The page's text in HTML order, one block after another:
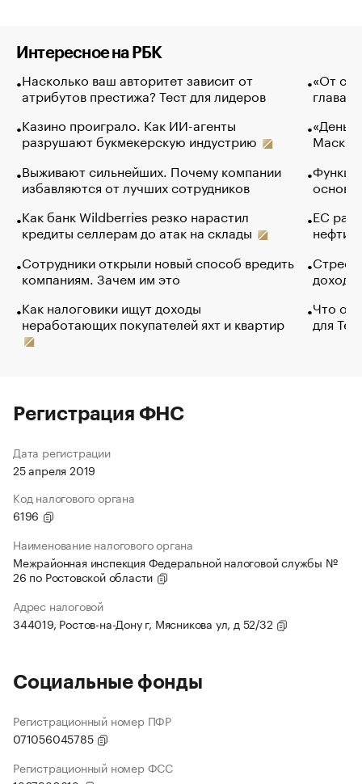
Интересное на РБК
Насколько ваш авторитет зависит от
атрибутов престижа? Тест для лидеров
Казино проиграло. Как ИИ-агенты
разрушают букмекерскую индустрию
Выживают сильнейших. Почему компании
избавляются от лучших сотрудников
Как банк Wildberries резко нарастил
кредиты селлерам до атак на склады
Сотрудники открыли новый способ вредить
компаниям. Зачем им это
Как налоговики ищут доходы
неработающих покупателей яхт и квартир
«От
глава
Маск в
основ
ЕС
нефти
Что
для
Регистрация ФНС
Дата регистрации
25 апреля 2019
Код налогового органа
6196
Наименование налогового органа
Межрайонная инспекция Федеральной налоговой службы №
26 по Ростовской области
Адрес налоговой
344019, Ростов-на-Дону г, Мясникова ул, д 52/32
Социальные фонды
Регистрационный номер ПФР
071056045785
Регистрационный номер ФСС